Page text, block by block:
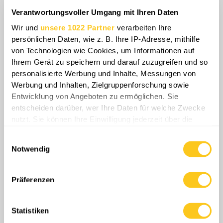
Verantwortungsvoller Umgang mit Ihren Daten
Wir und unsere 1022 Partner verarbeiten Ihre
persönlichen Daten, wie z. B. Ihre IP-Adresse, mithilfe
von Technologien wie Cookies, um Informationen auf
Ihrem Gerät zu speichern und darauf zuzugreifen und so
personalisierte Werbung und Inhalte, Messungen von
Werbung und Inhalten, Zielgruppenforschung sowie
Entwicklung von Angeboten zu ermöglichen. Sie
entscheiden darüber, wer Ihre Daten für welche Zwecke
nutzt. Sie können Ihre Einwilligung jederzeit über die
Informationen über Ihre geografische Lage
erfassen, welche bis auf einige Meter genau sein
Ihr Gerät durch aktives Scannen nach
Notwendig
Präferenzen
Statistiken
geopolitischen Nadelöhren und küstennahen
Passagen, sondern auch auf offener See
erfolgreich bekämpft werden kann. Moskau
sieht sich mit der Realität konfrontiert, dass
die strategische Option der Arktis als sichere
Alternative zur Ostsee und zum Schwarzen
Meer devaluiert ist, da die nördlichen Exporte
letztlich maritime Räume durchqueren